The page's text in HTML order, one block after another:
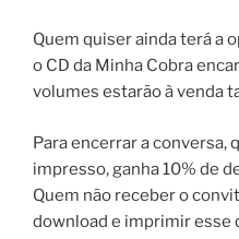
Quem quiser ainda terá a
o CD da Minha Cobra
volumes estarão à venda
Para encerrar a conversa,
impresso, ganha 10% de
Quem não receber o
download e imprimir esse